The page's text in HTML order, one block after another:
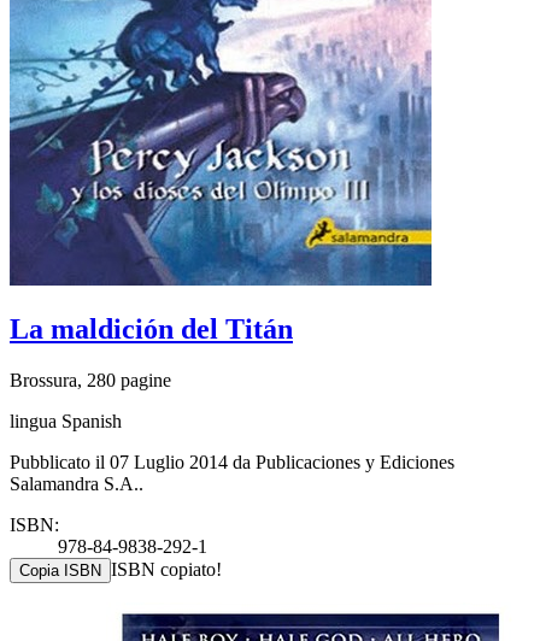
La maldición del Titán
Brossura, 280 pagine
lingua Spanish
Pubblicato il 07 Luglio 2014 da Publicaciones y Ediciones
Salamandra S.A..
ISBN:
978-84-9838-292-1
Copia ISBN ISBN copiato!